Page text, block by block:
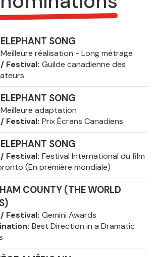
SONG
Meilleure réalisation - Long métrage
/ Festival Guilde canadienne des
SONG
Meilleure adaptation
/ Festival Prix Écrans Canadiens
SONG
/ Festival Festival International du film
(En première mondiale)
COUNTY (THE WORLD
/ Festival Gemini Awards
Best Direction in a Dramatic